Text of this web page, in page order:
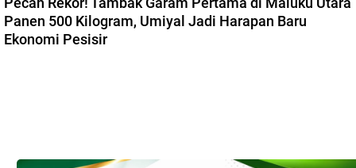
Panen 500 Kilogram, Umiyal Jadi Harapan Baru
Ekonomi Pesisir